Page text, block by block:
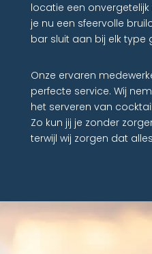
locatie een
je nu een sfeervolle
bar sluit aan bij elk type
Onze ervaren
perfecte service. Wij
het serveren van
Zo kun jij je zonder
terwijl wij zorgen dat